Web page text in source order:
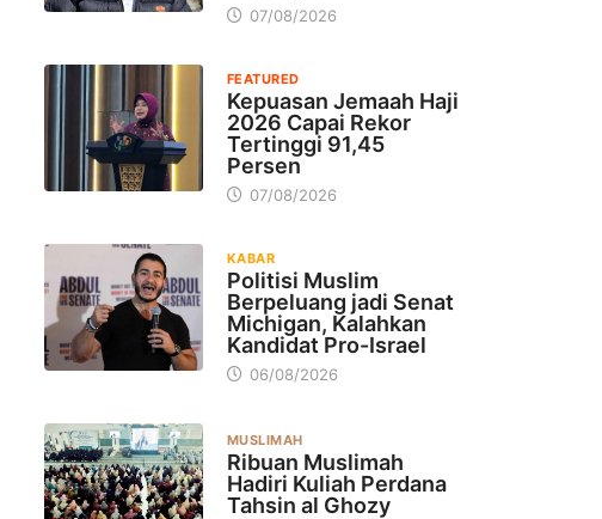
07/08/2026
FEATURED
Kepuasan Jemaah Haji
2026 Capai Rekor
Tertinggi 91,45
Persen
07/08/2026
KABAR
Politisi Muslim
Berpeluang jadi Senat
Michigan, Kalahkan
Kandidat Pro-Israel
06/08/2026
MUSLIMAH
Ribuan Muslimah
Hadiri Kuliah Perdana
Tahsin al Ghozy